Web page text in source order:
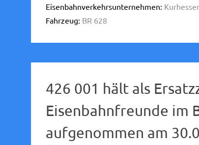
Eisenbahnverkehrsunternehmen:
Fahrzeug: BR 628
426 001 hält als
Eisenbahnfreunde im
aufgenommen am